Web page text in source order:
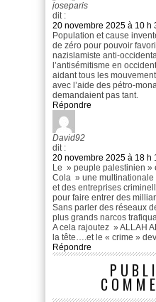
joseparis
dit :
20 novembre 2025 à 10 h
Population et cause
de zéro pour pouvoir
nazislamiste anti-
l’antisémitisme en
aidant tous les
avec l’aide des pétro-
demandaient pas tant.
Répondre
David92
dit :
20 novembre 2025 à 18 h
Le » peuple palestinien »
Cola » une multinationale
et des entreprises
pour faire entrer des
Sans parler des réseaux
plus grands narcos
A cela rajoutez » ALLAH
la tête….et le « crime »
Répondre